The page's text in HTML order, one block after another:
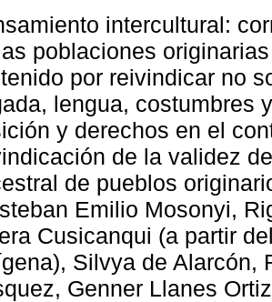
intercultural:
poblaciones
por reivindicar no
lengua, costumbres
y derechos en el
de la validez
de pueblos
Emilio Mosonyi,
Cusicanqui (a partir
Silvya de Alarcón,
Genner Llanes